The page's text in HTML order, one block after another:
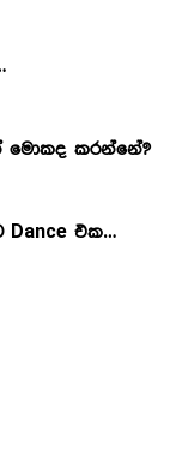
කරන්නේ?
Dance එක…